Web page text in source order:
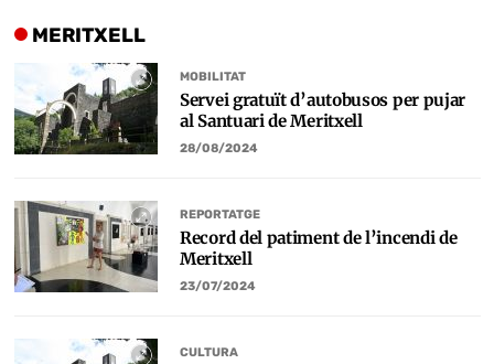
MERITXELL
MOBILITAT
Servei gratuït d’autobusos per pujar
al Santuari de Meritxell
28/08/2024
REPORTATGE
Record del patiment de l’incendi de
Meritxell
23/07/2024
CULTURA